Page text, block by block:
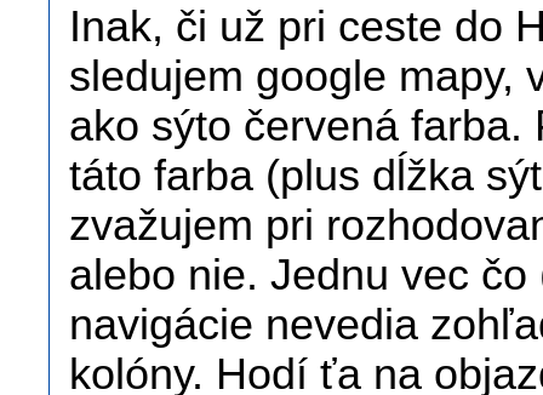
Inak, či už pri ceste do
sledujem google mapy,
ako sýto červená
táto farba (plus dĺžka
zvažujem pri
alebo nie. Jednu vec
navigácie nevedia
kolóny. Hodí ťa na